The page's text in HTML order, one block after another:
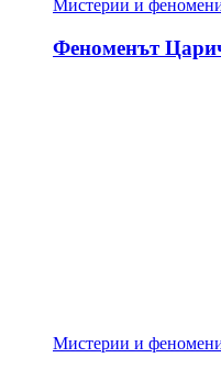
Мистерии и
Феноменът
Мистерии и